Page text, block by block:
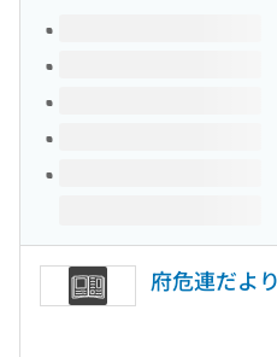
Volumes of this title
府危連だより